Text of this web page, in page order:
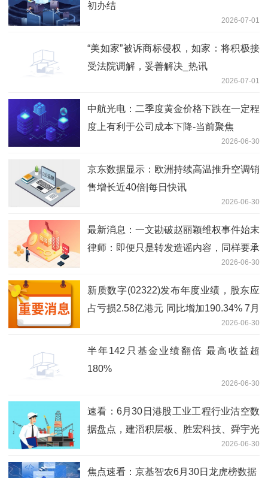
初办结
2026-07-01
“美如家”被诉商标侵权，如家：将积极接
受法院调解，妥善解决_热讯
2026-07-01
中航光电：二季度黄金价格下跌在一定程
度上有利于公司成本下降-当前聚焦
2026-06-30
京东数据显示：欧洲持续高温推升空调销
售增长近40倍|每日快讯
2026-06-30
最新消息：一文勘破赵丽颖维权事件始末
律师：即便只是转发造谣内容，同样要承
2026-06-30
新质数字(02322)发布年度业绩，股东应
占亏损2.58亿港元 同比增加190.34% 7月
2026-06-30
半年142只基金业绩翻倍 最高收益超
180%
2026-06-30
速看：6月30日港股工业工程行业沽空数
据盘点，建滔积层板、胜宏科技、舜宇光
2026-06-30
焦点速看：京基智农6月30日龙虎榜数据